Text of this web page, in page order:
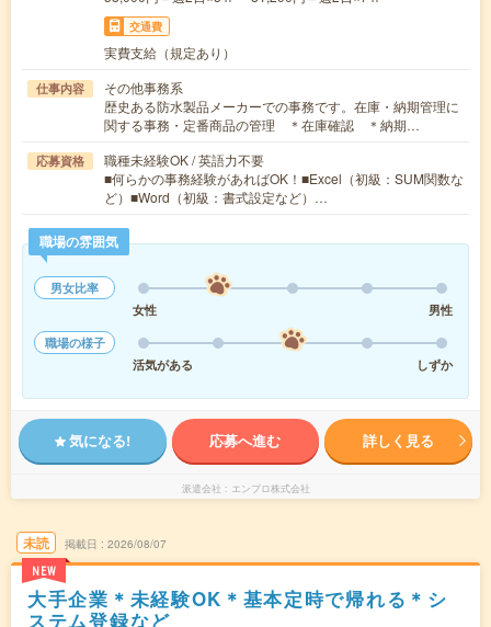
交通費
実費支給（規定あり）
仕事内容
その他事務系
歴史ある防水製品メーカーでの事務です。在庫・納期管理に
関する事務・定番商品の管理 ＊在庫確認 ＊納期…
応募資格
職種未経験OK / 英語力不要
■何らかの事務経験があればOK！■Excel（初級：SUM関数な
ど）■Word（初級：書式設定など）…
職場の雰囲気
男女比率
女性
男性
職場の様子
活気がある
しずか
気になる! 応募へ進む 詳しく見る
派遣会社 エンプロ株式会社
未読
NEW
掲載日 2026/08/07
大手企業＊未経験OK＊基本定時で帰れる＊シ
ステム登録など